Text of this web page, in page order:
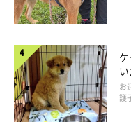
帰る素振りを見せた時が
お
護